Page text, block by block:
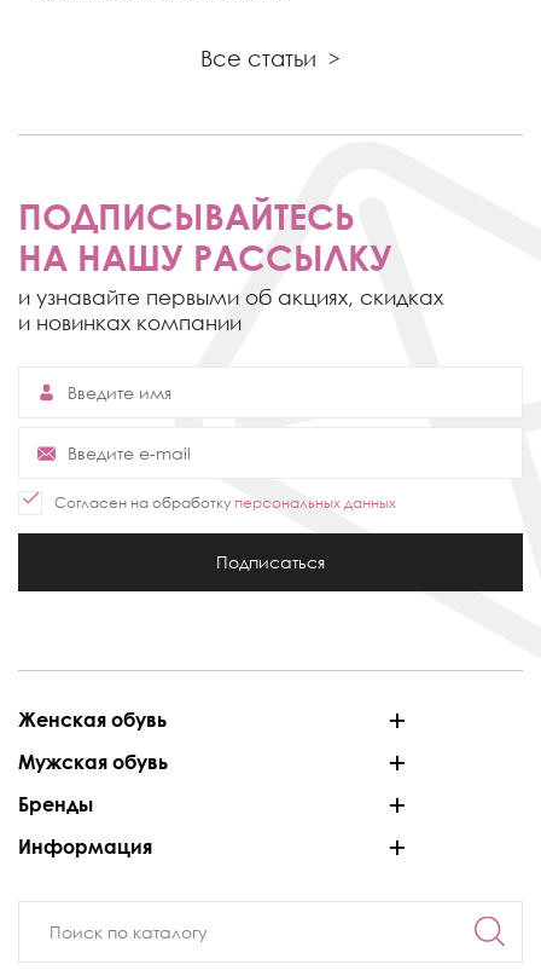
Все статьи >
ПОДПИСЫВАЙТЕСЬ
НА НАШУ РАССЫЛКУ
и узнавайте первыми об акциях, скидках
и новинках компании
Согласен на обработку персональных данных
Подписаться
Женская обувь
Мужская обувь
Бренды
Информация